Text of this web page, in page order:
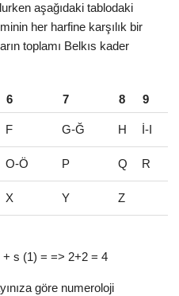
aşağıdaki tablodaki
her harfine karşılık bir
toplamı Belkıs kader
6 7 8 9
F G-Ğ H İ-I
O-Ö P Q R
X Y Z
+ s (1) = => 2+2 = 4
göre numeroloji